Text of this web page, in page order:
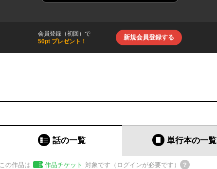
会員登録（初回）で
50pt プレゼント！
新規会員登録する
話の一覧 単行本の一覧
この作品は 作品チケット 対象です（ログインが必要です）